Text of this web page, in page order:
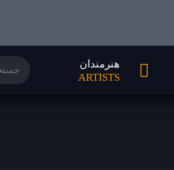
هنرمندان
ARTISTS